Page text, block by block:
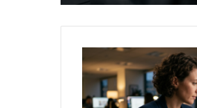
Yeni Nesil Opel